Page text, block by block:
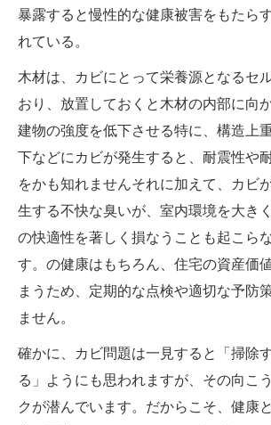
暴露すると慢性的な健康被害をもたら
れている。
木材は、カビにとって栄養源となるセ
おり、放置しておくと木材の内部に向
建物の強度を低下させる特に、構造上
下などにカビが発生すると、耐震性や
をかも知れませんそれに加えて、カビ
生する不快な臭いが、室内環境を大き
の快適性を著しく損なうことも起こら
す。の健康はもちろん、住宅の資産価
まうため、定期的な点検や適切な予防
ません。
確かに、カビ問題は一見すると「掃除
る」ようにも思われますが、その向こ
クが潜んでいます。だからこそ、健康